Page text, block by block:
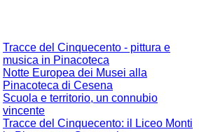
Tracce del Cinquecento - pittura e
musica in Pinacoteca
Notte Europea dei Musei alla
Pinacoteca di Cesena
Scuola e territorio, un connubio
vincente
Tracce del Cinquecento: il Liceo Monti